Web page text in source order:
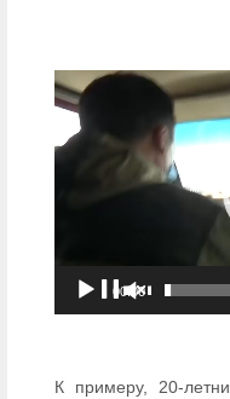
Видеоплеер
00:00
К примеру, 20-